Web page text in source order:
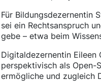
Für Bildungsdezernentin
sei ein Rechtsanspruch
gebe – etwa beim
Digitaldezernentin
perspektivisch als Open-
ermögliche und zugleich